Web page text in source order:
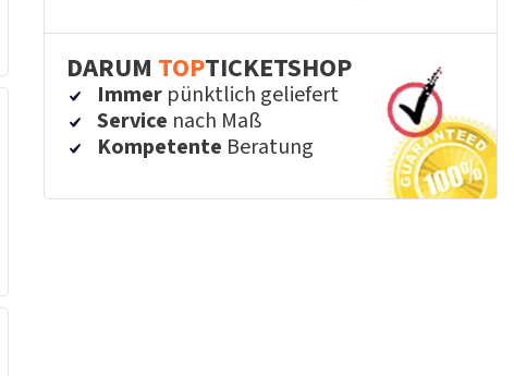
DARUM TOPTICKETSHOP
Immer pünktlich geliefert
Service nach Maß
Kompetente Beratung